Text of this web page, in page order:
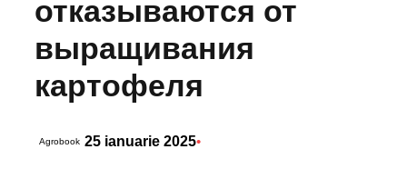
отказываются от
выращивания
картофеля
Agrobook 25 ianuarie 2025•